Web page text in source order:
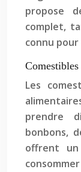
propose
complet,
connu pour
Comestibles
Les
prendre
bonbons,
offrent